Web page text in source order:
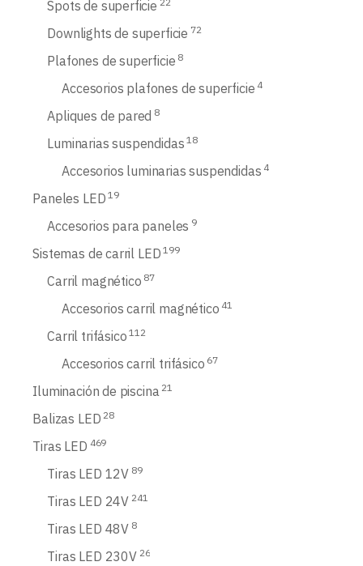
Spots de superficie
Downlights de superficie 72
Plafones de superficie 8
Accesorios plafones de superficie 4
Apliques de pared 8
Luminarias suspendidas 18
Accesorios luminarias suspendidas 4
Paneles LED 19
Accesorios para paneles 9
Sistemas de carril LED 199
Carril magnético 87
Accesorios carril magnético 41
Carril trifásico 112
Accesorios carril trifásico 67
Iluminación de piscina 21
Balizas LED 28
Tiras LED 469
Tiras LED 12V 89
Tiras LED 24V 241
Tiras LED 48V 8
Tiras LED 230V 26